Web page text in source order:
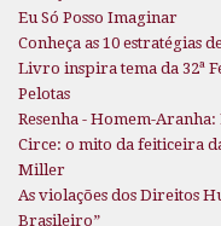
Eu Só Posso Imaginar
Conheça as 10 estratégias
Livro inspira tema da 32ª
Pelotas
Resenha - Homem-Aranha:
Circe: o mito da feiticeira
Miller
As violações dos Direitos
Brasileiro”